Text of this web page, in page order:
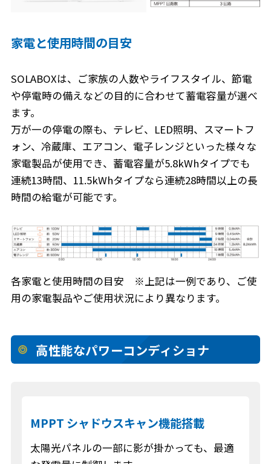
家電と使用時間の目安
SOLABOXは、ご家族の人数やライフスタイル、節電
や停電時の備えなどの目的に合わせて蓄電容量が選べ
ます。
万が一の停電の際も、テレビ、LED照明、スマートフ
ォン、冷蔵庫、エアコン、電子レンジといった様々な
家電製品が使用でき、蓄電容量が5.8kWhタイプでも
連続13時間、11.5kWhタイプなら連続28時間以上の長
時間の給電が可能です。
各家電と使用時間の目安 ※上記は一例であり、ご使
用の家電製品やご使用状況により異なります。
高性能なパワーコンディショナ
MPPT シャドウスキャン機能搭載
太陽光パネルの一部に影が掛かっても、最適